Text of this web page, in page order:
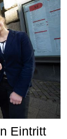
Eintritt